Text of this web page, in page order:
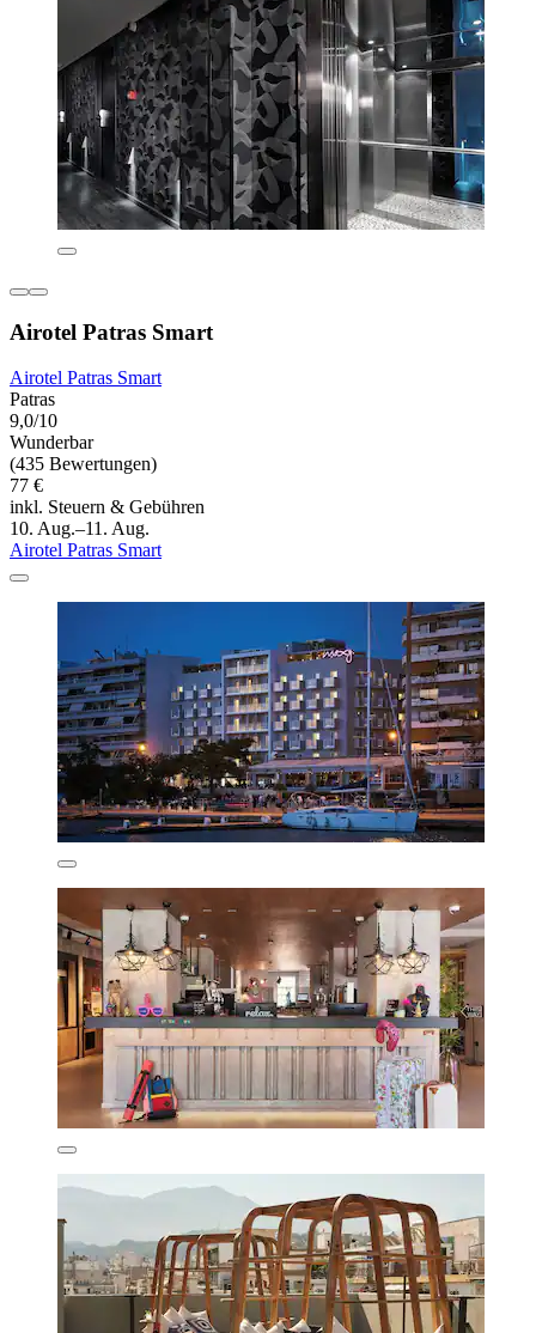
Airotel Patras Smart
Airotel Patras Smart
Patras
9,0/10
Wunderbar
(435 Bewertungen)
77 €
inkl. Steuern & Gebühren
10. Aug.–11. Aug.
Airotel Patras Smart